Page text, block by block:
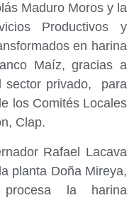
Maduro Moros y la
Productivos y
en harina
Maíz, gracias a
sector privado, para
los Comités Locales
Clap.
Rafael Lacava
planta Doña Mireya,
la harina